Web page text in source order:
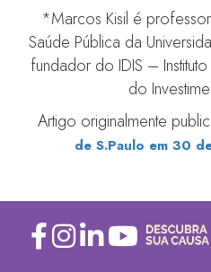
*Marcos Kisil é
Saúde Pública da
fundador do IDIS –
do
Artigo originalmente
de S.Paulo em 30